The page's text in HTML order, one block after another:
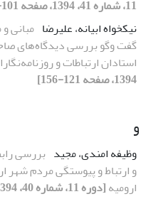
11، شماره 41، 1394، صفحه 101-130]
نیکخواه ابیانه، علیرضا مبانی
گفت ‌وگو بررسی دیدگاه‌‌های
استادان ارتباطات و
1394، صفحه 121-156]
و
وظیفه امندی، مجید بررسی
و ارتباط و پیوستگی مردم شهر
ارومیه[دوره 11، شماره 40، 1394، صفحه 209-232]